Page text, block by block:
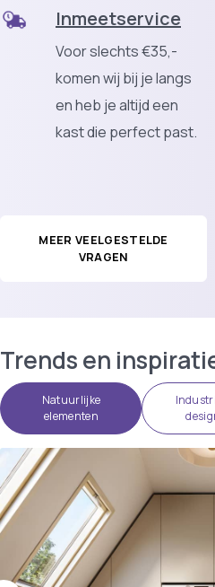
Inmeetservice
Voor slechts €35,-
komen wij bij je langs
en heb je altijd een
kast die perfect past.
MEER VEELGESTELDE
VRAGEN
Trends en
Natuurlijke
elementen